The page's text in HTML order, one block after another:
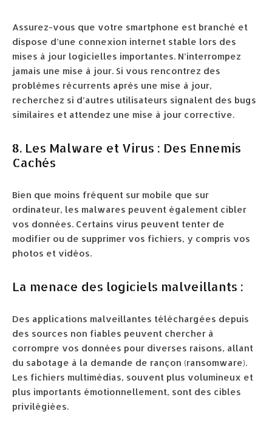
Assurez-vous que votre smartphone est branché et
dispose d’une connexion internet stable lors des
mises à jour logicielles importantes. N’interrompez
jamais une mise à jour. Si vous rencontrez des
problèmes récurrents après une mise à jour,
recherchez si d’autres utilisateurs signalent des bugs
similaires et attendez une mise à jour corrective.
8. Les Malware et Virus : Des Ennemis
Cachés
Bien que moins fréquent sur mobile que sur
ordinateur, les malwares peuvent également cibler
vos données. Certains virus peuvent tenter de
modifier ou de supprimer vos fichiers, y compris vos
photos et vidéos.
La menace des logiciels malveillants :
Des applications malveillantes téléchargées depuis
des sources non fiables peuvent chercher à
corrompre vos données pour diverses raisons, allant
du sabotage à la demande de rançon (ransomware).
Les fichiers multimédias, souvent plus volumineux et
plus importants émotionnellement, sont des cibles
privilégiées.